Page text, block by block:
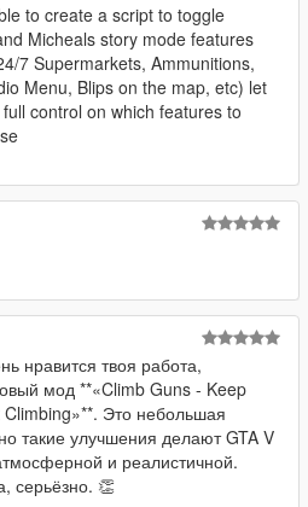
to create a script to toggle
Micheals story mode features
7 Supermarkets, Ammunitions,
Menu, Blips on the map, etc) let
control on which features to
нравится твоя работа,
мод **«Climb Guns - Keep
Это небольшая
такие улучшения делают GTA V
и реалистичной.
серьёзно. 👏